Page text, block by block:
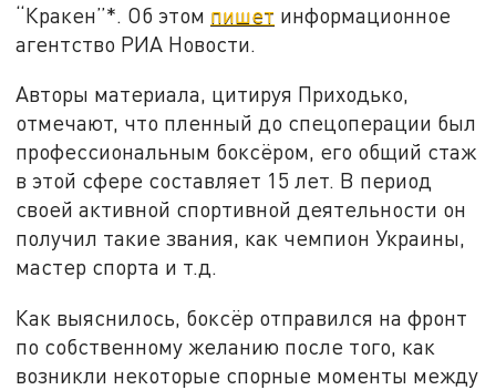
“Кракен”*. Об этом пишет информационное
агентство РИА Новости.
Авторы материала, цитируя Приходько,
отмечают, что пленный до спецоперации был
профессиональным боксёром, его общий стаж
в этой сфере составляет 15 лет. В период
своей активной спортивной деятельности он
получил такие звания, как чемпион Украины,
мастер спорта и т.д.
Как выяснилось, боксёр отправился на фронт
по собственному желанию после того, как
возникли некоторые спорные моменты между